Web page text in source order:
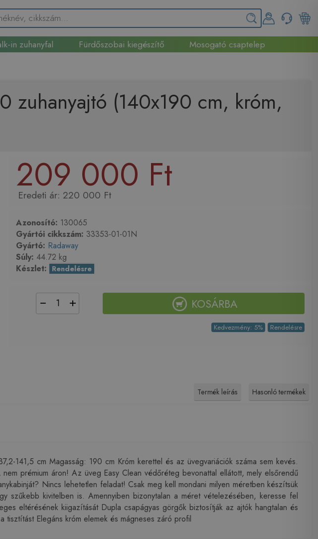
in zuhanyfal Fürdőszobai kiegészítő
Mosogató csaptelep
zuhanyajtó (140x190 cm, króm,
209 000 Ft
220 000 Ft
Azonosító: 130065
Gyártói cikkszám: 33353-01-01N
Gyártó: Radaway
Súly: 44.72 kg
Készlet: Rendelésre
KOSÁRBA
− +
Kedvezmény: 5% Rendelésre
Termék leírás Hasonló termékek
141,5 cm Magasság: 190 cm Króm kerettel és az üvegvariációk száma sem kevés.
prémium áron! Az üveg Easy Clean védőréteg bevonattal ellátott, mely elsőrendű
Nincs lehetetlen feladat! Csak meg kell mondani milyen méretben készítsük
szűkebb kivitelben is. Amennyiben bizonytalan a méret vételezésében, keresse fel
eltérésének kiigazítását Dupla csapágyas görgők biztosítják az ajtók hangtalan és
tisztítást Elegáns króm elemek és mágneses záró profil